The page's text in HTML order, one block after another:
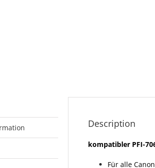
Description
kompatibler PFI-
Für alle